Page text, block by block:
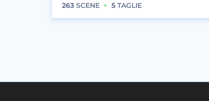
263 SCENE 5 TAGLIE